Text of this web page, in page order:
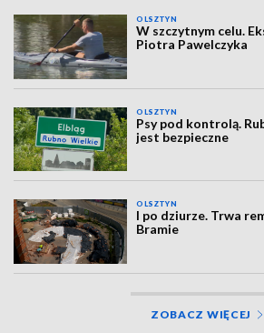
OLSZTYN
W szczytnym celu.
Piotra Pawelczyka
OLSZTYN
Psy pod kontrolą.
jest bezpieczne
OLSZTYN
I po dziurze. Trwa
Bramie
ZOBACZ WIĘCEJ